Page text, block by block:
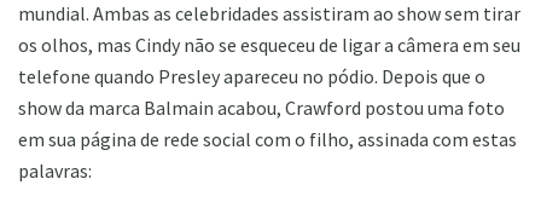
mundial. Ambas as celebridades assistiram ao show sem tirar
os olhos, mas Cindy não se esqueceu de ligar a câmera em seu
telefone quando Presley apareceu no pódio. Depois que o
show da marca Balmain acabou, Crawford postou uma foto
em sua página de rede social com o filho, assinada com estas
palavras: